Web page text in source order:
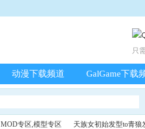
只
动漫下载频道 GalGame下载
MOD专区,模型专区 天族女初始发型to青狼